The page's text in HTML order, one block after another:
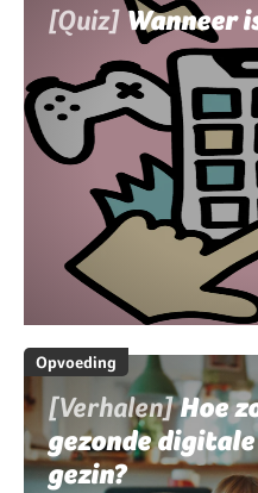
[Quiz] Wanneer
Opvoeding
[Verhalen]Hoe
gezonde
gezin?